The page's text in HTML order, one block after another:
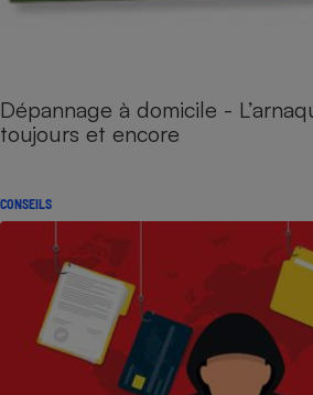
Dépannage à domicile -
toujours et encore
CONSEILS